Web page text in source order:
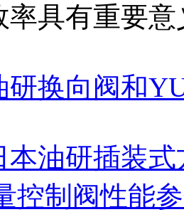
率具有重要意
研换向阀和
本油研插装
控制阀性能